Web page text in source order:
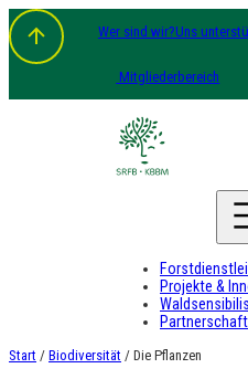
Zum
Inhalt
springen
Wer sind wir?Uns
Mitgliederbereich
Projekte &
Start / Biodiversität / Die Pflanzen